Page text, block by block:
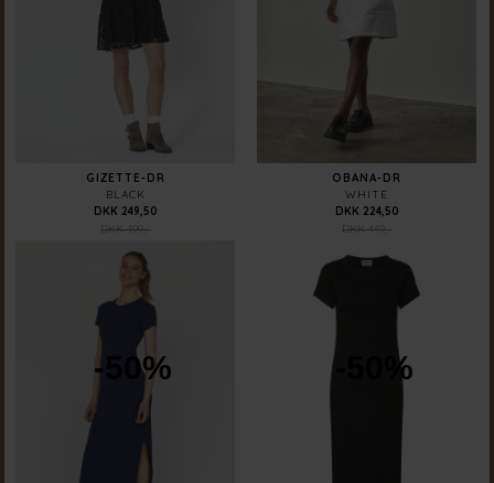
GIZETTE-DR
BLACK
DKK 499,-
DKK 249,50
OBANA-DR
WHITE
DKK 449,-
DKK 224,50
-50% -50%